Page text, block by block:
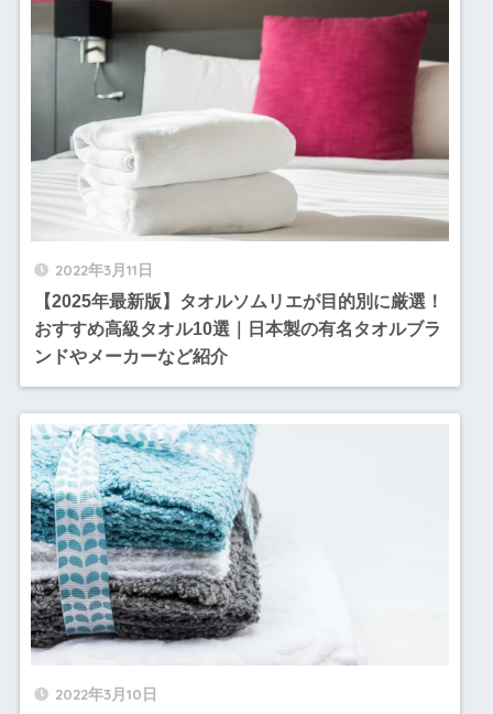
2022年3月11日
【2025年最新版】タオルソムリエが目的別に厳選！
おすすめ高級タオル10選｜日本製の有名タオルブラ
ンドやメーカーなど紹介
2022年3月10日